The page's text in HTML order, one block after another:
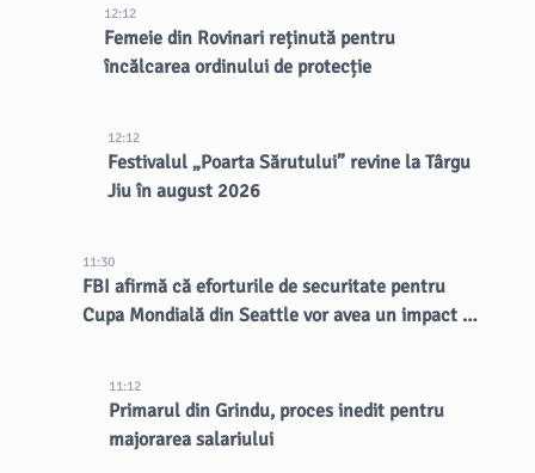
12:12
Femeie din Rovinari reținută pentru
încălcarea ordinului de protecție
12:12
Festivalul „Poarta Sărutului” revine la Târgu
Jiu în august 2026
11:30
FBI afirmă că eforturile de securitate pentru
Cupa Mondială din Seattle vor avea un impact de
11:12
Primarul din Grindu, proces inedit pentru
majorarea salariului